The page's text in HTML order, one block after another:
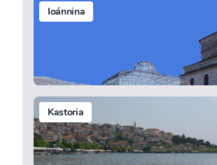
Ioánnina
Kastoria